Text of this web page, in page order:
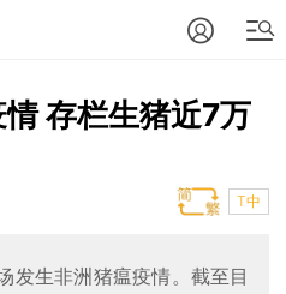
存栏生猪近7万
T中
发生非洲猪瘟疫情。截至目